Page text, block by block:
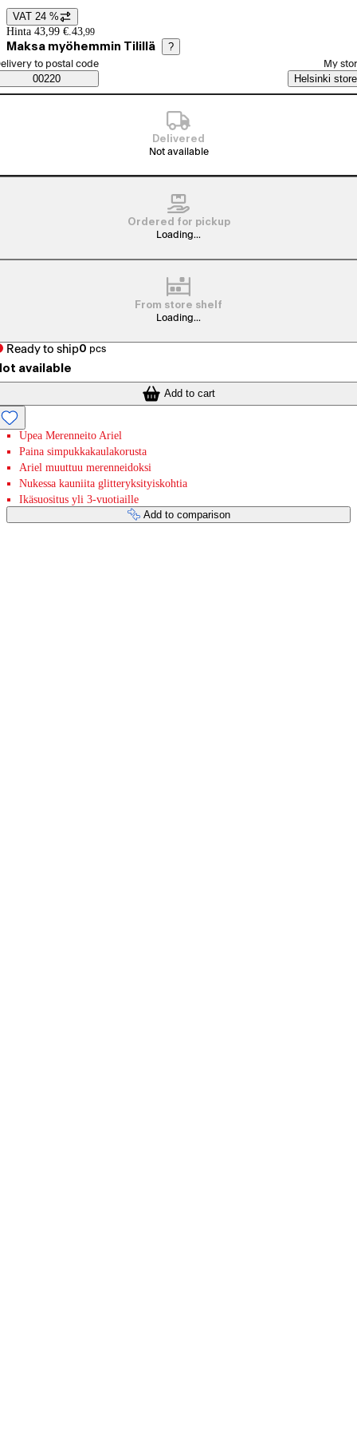
Price details
VAT 24 %
Hinta 43,99 €. 43,99
Maksa myöhemmin Tilillä ?
Saatavuustiedot
order method
to postal code
00220
My
Helsinki store
Delivered
Not available
Ordered for pickup
Loading...
From store shelf
Loading...
Ready to ship0 pcs
available
Add to cart
Upea Merenneito Ariel
Paina simpukkakaulakorusta
Ariel muuttuu merenneidoksi
Nukessa kauniita glitteryksityiskohtia
Ikäsuositus yli 3-vuotiaille
Add to comparison